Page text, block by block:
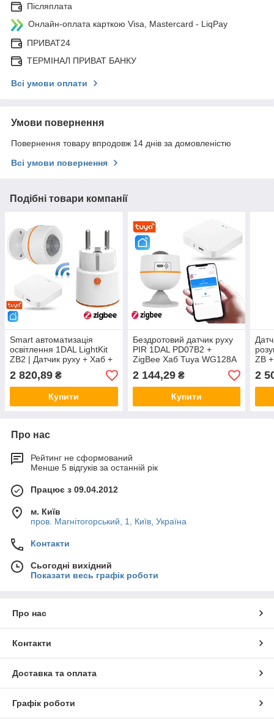
Післяплата
Онлайн-оплата карткою Visa, Mastercard - LiqPay
ПРИВАТ24
ТЕРМІНАЛ ПРИВАТ БАНКУ
Всі умови оплати
Умови повернення
Повернення товару впродовж 14 днів за домовленістю
Всі умови повернення
Подібні товари компанії
Smart автоматизація
освітлення 1DAL LightKit
ZB2 | Датчик руху + Хаб +
Розетка | ZigBee, APP
"Tuya"
2 820,89 ₴
Купити
Бездротовий датчик руху
PIR 1DAL PD07B2 +
ZigBee Хаб Tuya WG128A
2 144,29₴
Купити
ZB
2
Про нас
Рейтинг не сформований
Менше 5 відгуків за останній рік
Працює з 09.04.2012
м. Київ
пров. Магнітогорський, 1, Київ, Україна
Контакти
Сьогодні вихідний
Показати весь графік роботи
Про нас
Контакти
Доставка та оплата
Графік роботи